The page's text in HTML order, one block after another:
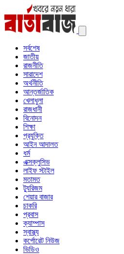
সর্বশেষ
জাতীয়
রাজনীতি
সারাদেশ
অর্থনীতি
আন্তর্জাতিক
খেলাধুলা
রাজধানী
বিনোদন
শিক্ষা
প্রযুক্তি
আইন আদালত
ধর্ম
এক্সক্লুসিভ
লাইফ স্টাইল
মতামত
ট্যুরিজম
শেয়ার বাজার
চাকরি
প্রবাস
ক্যাম্পাস
স্বাস্থ্য
কর্পোরেট নিউজ
ভিডিও